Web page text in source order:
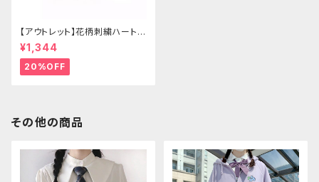
【アウトレット】花柄刺繍ハートバ
ッグ
¥1,344
20%OFF
その他の商品